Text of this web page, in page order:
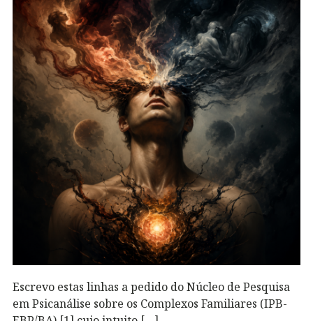
Escrevo estas linhas a pedido do Núcleo de Pesquisa
em Psicanálise sobre os Complexos Familiares (IPB-